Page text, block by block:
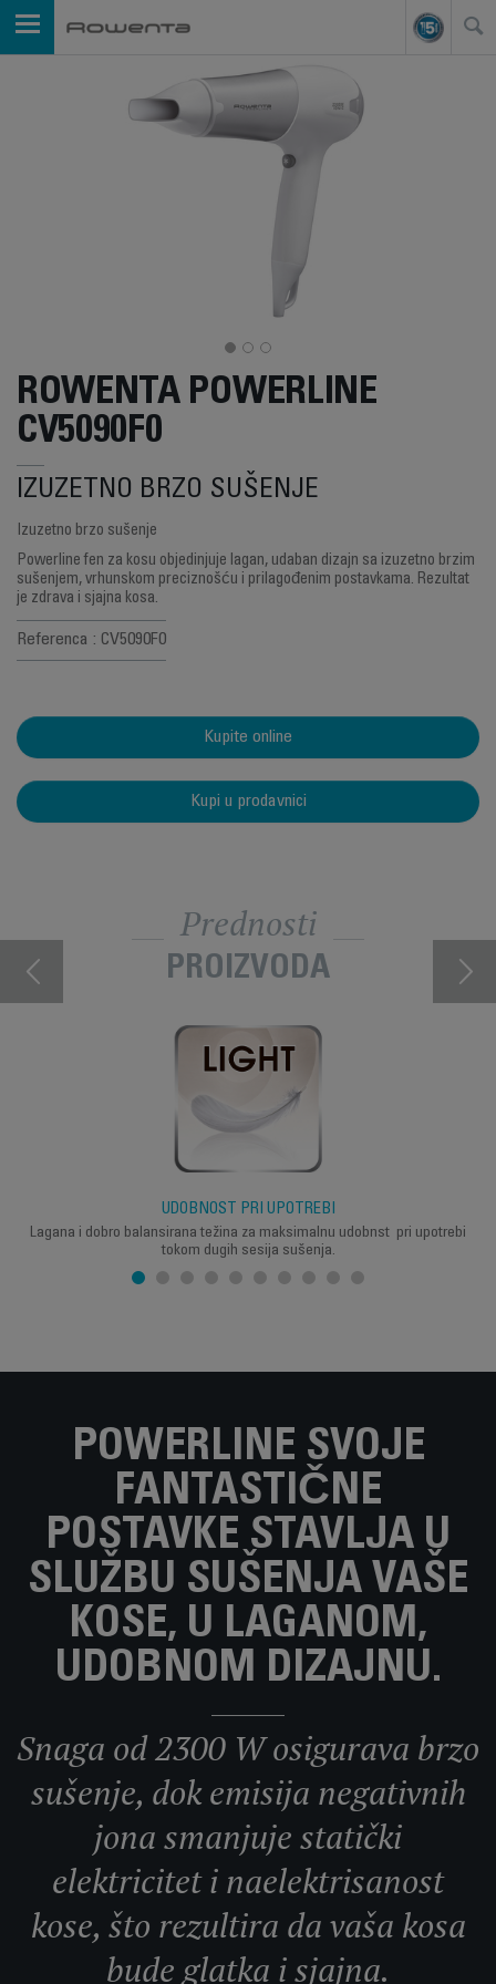
ROWENTA POWERLINE
CV5090F0
IZUZETNO BRZO SUŠENJE
Izuzetno brzo sušenje
Powerline fen za kosu objedinjuje lagan, udaban dizajn sa izuzetno brzim
sušenjem, vrhunskom preciznošću i prilagođenim postavkama. Rezultat
je zdrava i sjajna kosa.
Referenca : CV5090F0
Kupite online
Kupi u prodavnici
Prednosti
PROIZVODA
UDOBNOST PRI UPOTREBI
Lagana i dobro balansirana težina za maksimalnu udobnst pri upotrebi
tokom dugih sesija sušenja.
POWERLINE SVOJE
FANTASTIČNE
POSTAVKE STAVLJA U
SLUŽBU SUŠENJA VAŠE
KOSE, U LAGANOM,
UDOBNOM DIZAJNU.
Snaga od 2300 W osigurava brzo
sušenje, dok emisija negativnih
jona smanjuje statički
elektricitet i naelektrisanost
kose, što rezultira da vaša kosa
bude glatka i sjajna.